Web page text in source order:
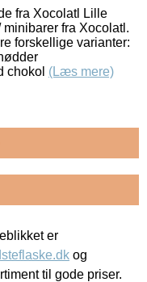
fra Xocolatl Lille
fra Xocolatl.
forskellige varianter:
chokol (Læs mere)
er
og
til gode priser.